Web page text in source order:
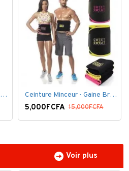
Ceinture Amincissante Vibro - Noir Ceinture Minceur - Gaine Brûlante - Ventre plat
5,000FCFA 15,000FCFA
Voir plus